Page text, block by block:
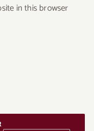
in this browser